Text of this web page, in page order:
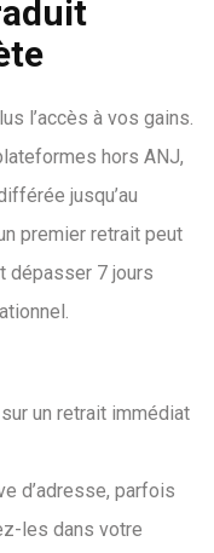
l’accès à vos gains.
hors ANJ,
jusqu’au
premier retrait peut
dépasser 7 jours
un retrait immédiat
d’adresse, parfois
les dans votre